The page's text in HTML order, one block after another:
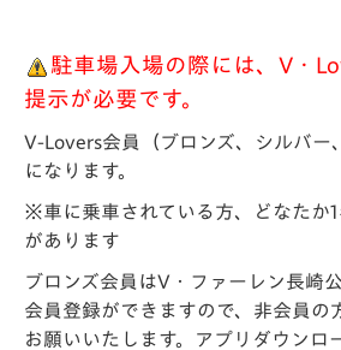
駐車場入場の際には、V・
提示が必要です。
V-Lovers会員（ブロンズ、シルバー
になります。
※車に乗車されている方、どなたか
があります
ブロンズ会員はV・ファーレン長崎
会員登録ができますので、非会員の
お願いいたします。アプリダウンロ